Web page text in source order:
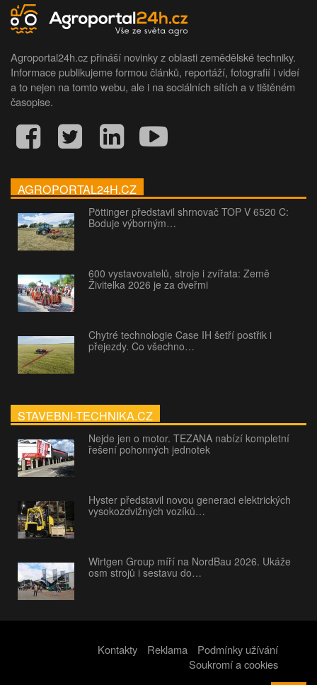
Agroportal24h.cz přináší novinky z oblasti zemědělské techniky.
Informace publikujeme formou článků, reportáží, fotografií i videí
a to nejen na tomto webu, ale i na sociálních sítích a v tištěném
časopise.
AGROPORTAL24H.CZ
Pöttinger představil shrnovač TOP V 6520 C:
Boduje výborným…
600 vystavovatelů, stroje i zvířata: Země
Živitelka 2026 je za dveřmi
Chytré technologie Case IH šetří postřik i
přejezdy. Co všechno…
STAVEBNI-TECHNIKA.CZ
Nejde jen o motor. TEZANA nabízí kompletní
řešení pohonných jednotek
Hyster představil novou generaci elektrických
vysokozdvižných vozíků…
Wirtgen Group míří na NordBau 2026. Ukáže
osm strojů i sestavu do…
Kontakty Reklama
Podmínky užívání
Soukromí a cookies